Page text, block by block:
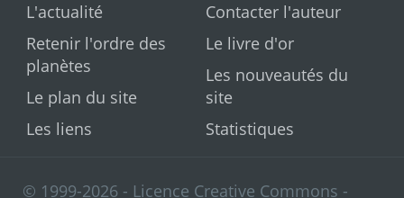
L'actualité
Retenir l'ordre des
planètes
Le plan du site
Les liens
Contacter l'auteur
Le livre d'or
Les nouveautés du
site
Statistiques
© 1999-2026 - Licence Creative Commons -